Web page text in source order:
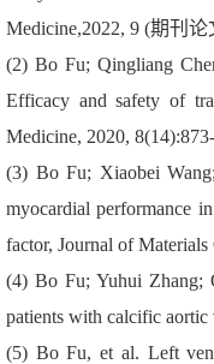
Medicine,2022, 9 (期刊论
(2) Bo Fu; Qingliang
Efficacy and safety of
Medicine, 2020,
(3) Bo Fu; Xiaobei
myocardial performance
factor, Journal of
(4) Bo Fu; Yuhui Zhang;
patients with calcific
(5) Bo Fu, et al. Left